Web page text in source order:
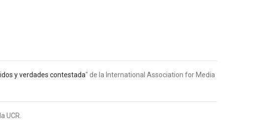
y verdades contestada" de la International Association for Media
UCR.